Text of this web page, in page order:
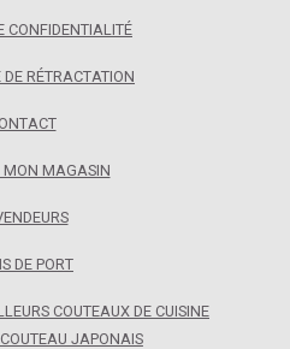
CONFIDENTIALITÉ
RÉTRACTATION
MON MAGASIN
DE PORT
COUTEAUX DE CUISINE
JAPONAIS